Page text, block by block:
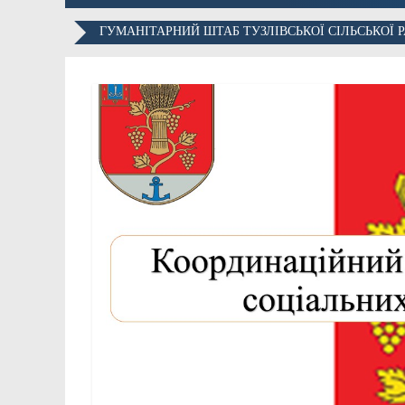
ГУМАНІТАРНИЙ ШТАБ ТУЗЛІВСЬКОЇ СІЛЬСЬКОЇ